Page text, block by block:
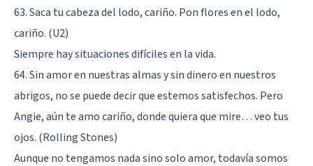
63. Saca tu cabeza del lodo, cariño. Pon flores en el lodo,
cariño. (U2)
Siempre hay situaciones difíciles en la vida.
64. Sin amor en nuestras almas y sin dinero en nuestros
abrigos, no se puede decir que estemos satisfechos. Pero
Angie, aún te amo cariño, donde quiera que mire… veo tus
ojos. (Rolling Stones)
Aunque no tengamos nada sino solo amor, todavía somos